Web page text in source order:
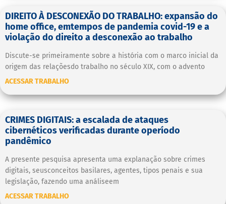
DIREITO À DESCONEXÃO DO TRABALHO: expansão do
home office, emtempos de pandemia covid-19 e a
violação do direito a desconexão ao trabalho
Discute-se primeiramente sobre a história com o marco inicial da
origem das relaçõesdo trabalho no século XIX, com o advento
ACESSAR TRABALHO
CRIMES DIGITAIS: a escalada de ataques
cibernéticos verificadas durante operíodo
pandêmico
A presente pesquisa apresenta uma explanação sobre crimes
digitais, seusconceitos basilares, agentes, tipos penais e sua
legislação, fazendo uma análiseem
ACESSAR TRABALHO